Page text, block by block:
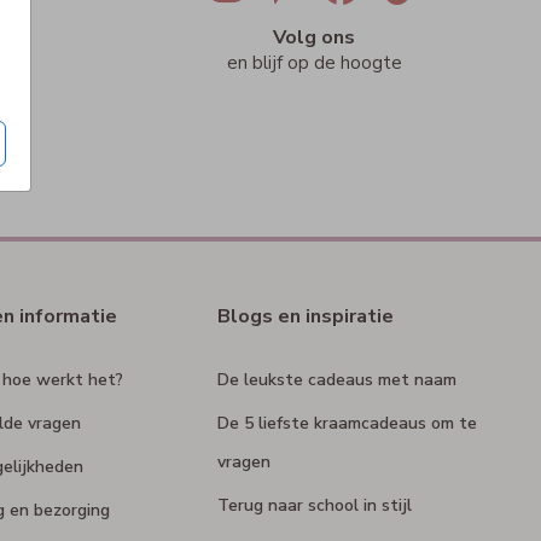
Volg ons
en blijf op de hoogte
informatie
werkt het?
vragen
en bezorging
Blogs en inspiratie
De leukste cadeaus met naam
De 5 liefste kraamcadeaus om te
vragen
Terug naar school in stijl